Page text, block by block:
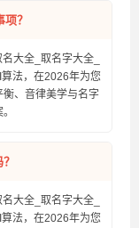
？
大全_取名字大全_
法，在2026年为您
、音律美学与名字
大全_取名字大全_
法，在2026年为您